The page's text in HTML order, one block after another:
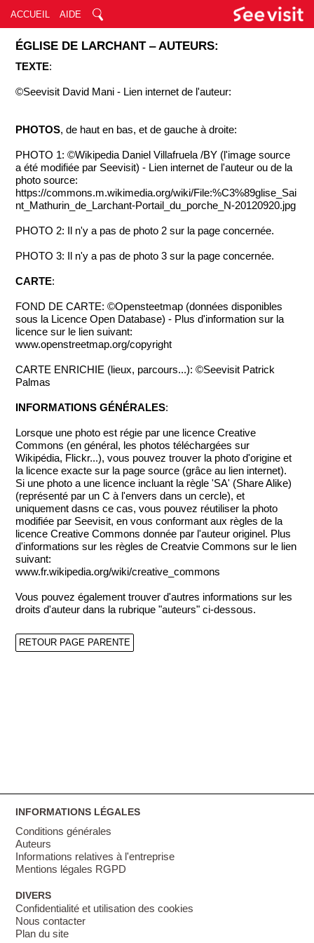
ACCUEIL AIDE
ÉGLISE DE LARCHANT ‒ AUTEURS:
TEXTE:
©Seevisit David Mani - Lien internet de l'auteur:
PHOTOS, de haut en bas, et de gauche à droite:
PHOTO 1: ©Wikipedia Daniel Villafruela /BY (l'image source
a été modifiée par Seevisit) - Lien internet de l'auteur ou de la
photo source:
https://commons.m.wikimedia.org/wiki/File:%C3%89glise_Sai
nt_Mathurin_de_Larchant-Portail_du_porche_N-20120920.jpg
PHOTO 2: Il n'y a pas de photo 2 sur la page concernée.
PHOTO 3: Il n'y a pas de photo 3 sur la page concernée.
CARTE:
FOND DE CARTE: ©Opensteetmap (données disponibles
sous la Licence Open Database) - Plus d'information sur la
licence sur le lien suivant:
www.openstreetmap.org/copyright
CARTE ENRICHIE (lieux, parcours...): ©Seevisit Patrick
Palmas
INFORMATIONS GÉNÉRALES:
Lorsque une photo est régie par une licence Creative
Commons (en général, les photos téléchargées sur
Wikipédia, Flickr...), vous pouvez trouver la photo d'origine et
la licence exacte sur la page source (grâce au lien internet).
Si une photo a une licence incluant la règle 'SA' (Share Alike)
(représenté par un C à l'envers dans un cercle), et
uniquement dasns ce cas, vous pouvez réutiliser la photo
modifiée par Seevisit, en vous conformant aux règles de la
licence Creative Commons donnée par l'auteur originel. Plus
d'informations sur les règles de Creatvie Commons sur le lien
suivant:
www.fr.wikipedia.org/wiki/creative_commons
Vous pouvez également trouver d'autres informations sur les
droits d'auteur dans la rubrique "auteurs" ci-dessous.
RETOUR PAGE PARENTE
INFORMATIONS LÉGALES
Conditions générales
Auteurs
Informations relatives à l'entreprise
Mentions légales RGPD
DIVERS
Confidentialité et utilisation des cookies
Nous contacter
Plan du site